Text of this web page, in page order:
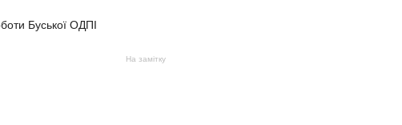
Буської ОДПІ
На замітку